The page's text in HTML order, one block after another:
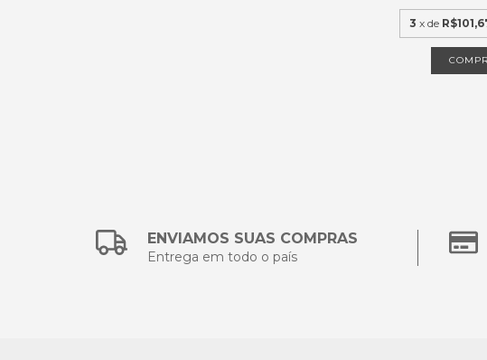
3 x de
ENVIAMOS SUAS COMPRAS
Entrega em todo o país